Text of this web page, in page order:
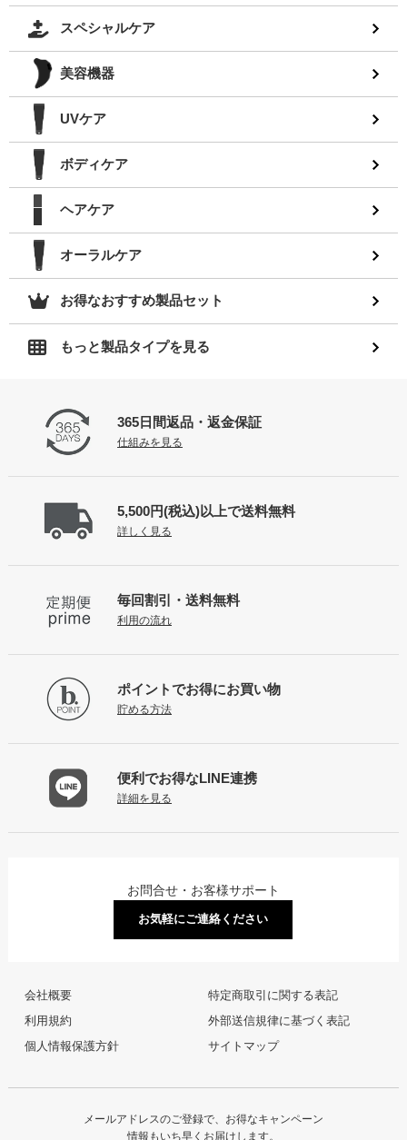
スペシャルケア
美容機器
UVケア
ボディケア
ヘアケア
オーラルケア
お得なおすすめ製品セット
もっと製品タイプを見る
365日間返品 ・返金保証
仕組みを見る
5,500円(税込)以上で送料無料
詳しく見る
毎回割引・送料無料
利用の流れ
ポイントでお得にお買い物
貯める方法
便利でお得なLINE連携
詳細を見る
お問合せ・お客様サポート
お気軽にご連絡ください
会社概要
特定商取引に関する表記
利用規約
外部送信規律に基づく表記
個人情報保護方針
サイトマップ
メールアドレスのご登録で、お得なキャンペーン
情報もいち早くお届けします。